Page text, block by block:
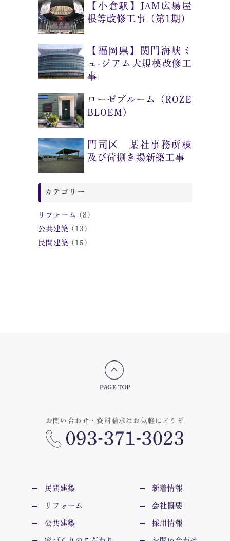
【小倉駅】JAM広場屋
根等改修工事（第1期）
【福岡県】関門海峡ミ
ュ-ジアム大規模改修工
事
ローゼブルーム（ROZE
BLOEM)
門司区 某社事務所棟
及び荷捌き場新築工事
カテゴリー
リフォーム
(8)
公共建築 (13)
民間建築 (15)
お問い合わせ・資料請求はお気軽にどうぞ
民間建築
リフォーム
公共建築
新着情報
会社概要
採用情報